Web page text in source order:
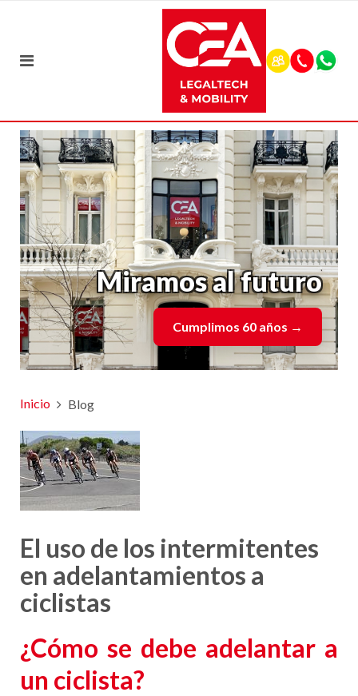
Miramos al futuro
Cumplimos 60 años →
Inicio Blog
El uso de los intermitentes
en adelantamientos a
ciclistas
¿Cómo se debe adelantar a
un ciclista?